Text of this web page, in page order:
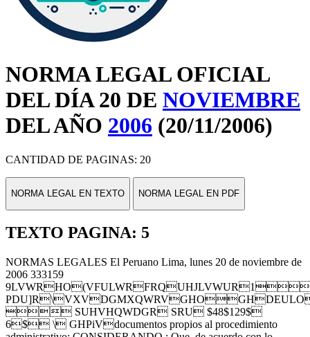
NORMA LEGAL OFICIAL
DEL DÍA 20 DE NOVIEMBRE
DEL AÑO 2006 (20/11/2006)
CANTIDAD DE PAGINAS: 20
NORMA LEGAL EN TEXTO NORMA LEGAL EN PDF
TEXTO PAGINA: 5
NORMAS LEGALES El Peruano Lima, lunes 20 de noviembre de
2006 333159
 SUHVHQWDGR SRU $48$129$
6$ \ GHPiVdocumentos propios al procedimiento